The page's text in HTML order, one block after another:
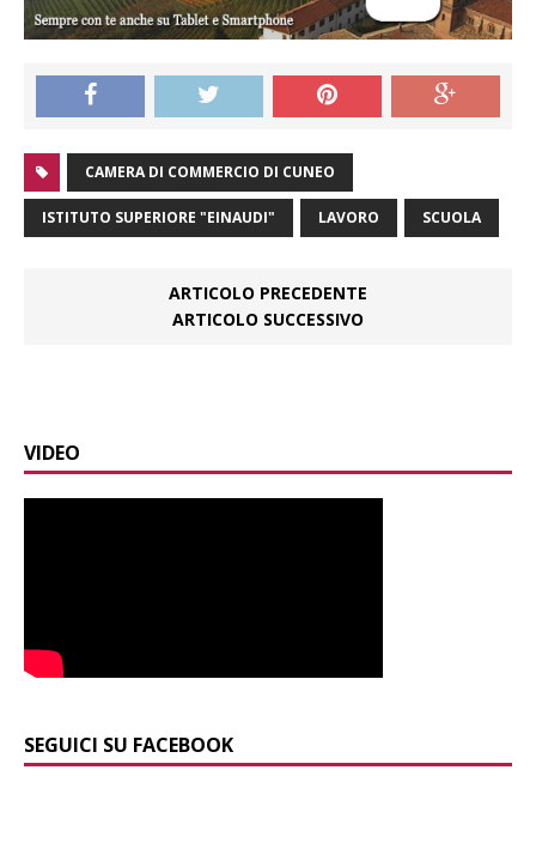
CAMERA DI COMMERCIO DI CUNEO
ISTITUTO SUPERIORE "EINAUDI" LAVORO SCUOLA
ARTICOLO PRECEDENTE
ARTICOLO SUCCESSIVO
VIDEO
SEGUICI SU FACEBOOK